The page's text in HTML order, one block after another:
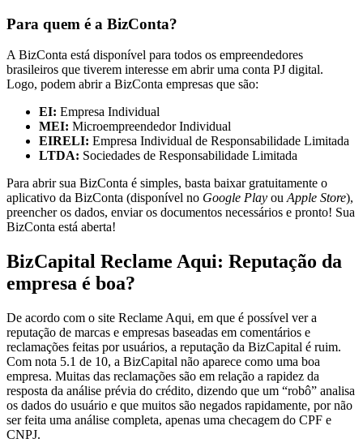
Para quem é a BizConta?
A BizConta está disponível para todos os empreendedores
brasileiros que tiverem interesse em abrir uma conta PJ digital.
Logo, podem abrir a BizConta empresas que são:
EI: Empresa Individual
MEI: Microempreendedor Individual
EIRELI: Empresa Individual de Responsabilidade Limitada
LTDA: Sociedades de Responsabilidade Limitada
Para abrir sua BizConta é simples, basta baixar gratuitamente o
aplicativo da BizConta (disponível no Google Play ou Apple Store),
preencher os dados, enviar os documentos necessários e pronto! Sua
BizConta está aberta!
BizCapital Reclame Aqui: Reputação da
empresa é boa?
De acordo com o site Reclame Aqui, em que é possível ver a
reputação de marcas e empresas baseadas em comentários e
reclamações feitas por usuários, a reputação da BizCapital é ruim.
Com nota 5.1 de 10, a BizCapital não aparece como uma boa
empresa. Muitas das reclamações são em relação a rapidez da
resposta da análise prévia do crédito, dizendo que um “robô” analisa
os dados do usuário e que muitos são negados rapidamente, por não
ser feita uma análise completa, apenas uma checagem do CPF e
CNPJ.